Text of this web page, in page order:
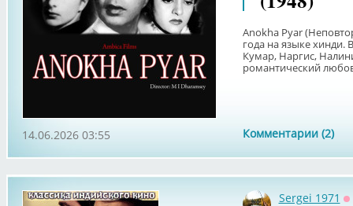
Anokha Pyar
года на языке хинди.
Кумар, Наргис,
романтический
Комментарии (2)
14.06.2026 03:55
Sergei 1971